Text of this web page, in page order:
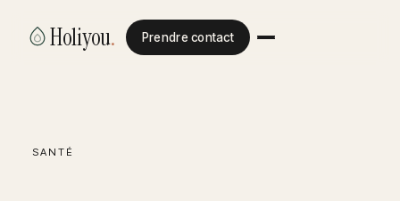
Holiyou. Prendre contact
SANTÉ